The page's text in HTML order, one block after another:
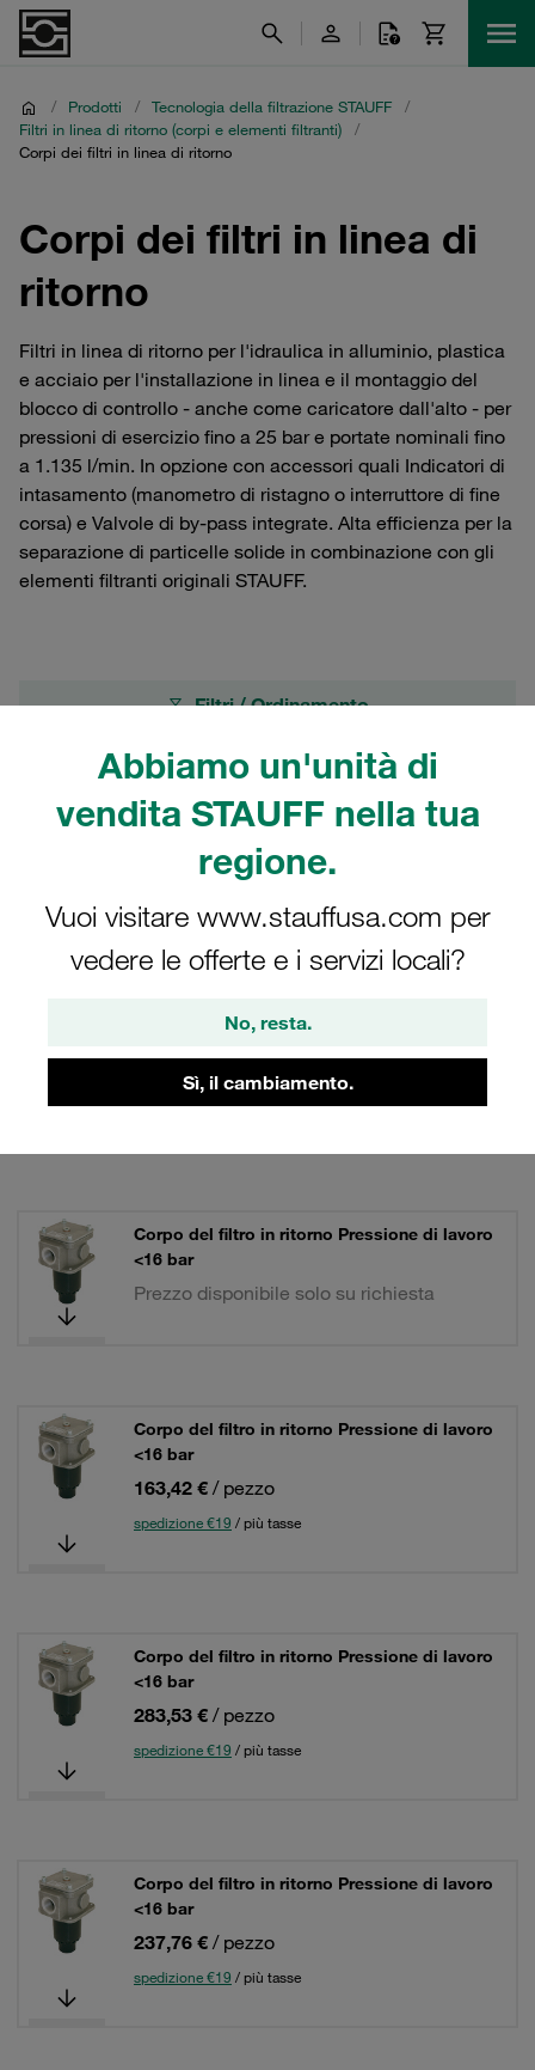
Abbiamo un'unità di
vendita STAUFF nella tua
regione.
Vuoi visitare www.stauffusa.com per
vedere le offerte e i servizi locali?
No, resta.
Sì, il cambiamento.
/ Prodotti / Tecnologia della filtrazione STAUFF
/
Filtri in linea di ritorno (corpi e elementi filtranti)
/
Corpi dei filtri in linea di ritorno
Corpi dei filtri in linea di
ritorno
Filtri in linea di ritorno per l'idraulica in alluminio, plastica
e acciaio per l'installazione in linea e il montaggio del
blocco di controllo - anche come caricatore dall'alto - per
pressioni di esercizio fino a 25 bar e portate nominali fino
a 1.135 l/min. In opzione con accessori quali Indicatori di
intasamento (manometro di ristagno o interruttore di fine
corsa) e Valvole di by-pass integrate. Alta efficienza per la
separazione di particelle solide in combinazione con gli
elementi filtranti originali STAUFF.
Filtri / Ordinamento
Filtri in linea di ritorno (corpi e elementi filtranti)
Griglia Elenco
124,53 € / pezzo
Corpo del filtro in ritorno Pressione di lavoro
<16 bar
Prezzo disponibile solo su richiesta
Corpo del filtro in ritorno Pressione di lavoro
<16 bar
163,42 € / pezzo
spedizione €19 / più tasse
Corpo del filtro in ritorno Pressione di lavoro
<16 bar
283,53 € / pezzo
spedizione €19 / più tasse
Corpo del filtro in ritorno Pressione di lavoro
<16 bar
237,76 € / pezzo
spedizione €19 / più tasse